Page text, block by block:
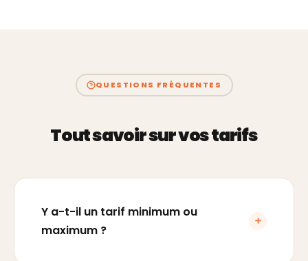
QUESTIONS FRÉQUENTES
Tout savoir sur vos tarifs
Y a-t-il un tarif minimum ou
maximum ?